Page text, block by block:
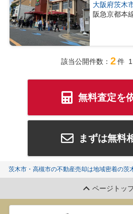
大阪府茨木
阪急京都本
該当公開件数： 2件 1
無料査定を
まずは無料
茨木市・高槻市の不動産売却は地域密着の茨
ページトッ